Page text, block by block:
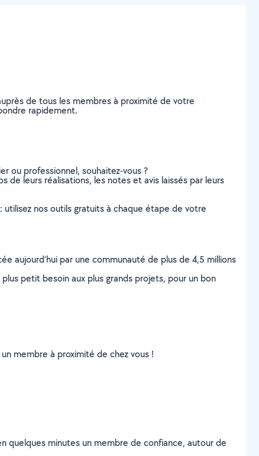
de tous les membres à proximité de votre
rapidement.
ou professionnel, souhaitez-vous ?
de leurs réalisations, les notes et avis laissés par leurs
nos outils gratuits à chaque étape de votre
aujourd’hui par une communauté de plus de 4,5 millions
petit besoin aux plus grands projets, pour un bon
membre à proximité de chez vous !
quelques minutes un membre de confiance, autour de